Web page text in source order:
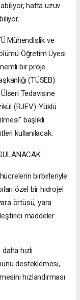
hatta uzuv
Mühendislik ve
Öğretim Üyesi
bir proje
(TÜSEB)
Tedavisine
(RJEV)-Yüklü
başlıklı
kullanılacak.
birbirleriyle
özel bir hidrojel
örtüsü, yara
maddeler
hızlı
desteklemesi,
hızlandırması